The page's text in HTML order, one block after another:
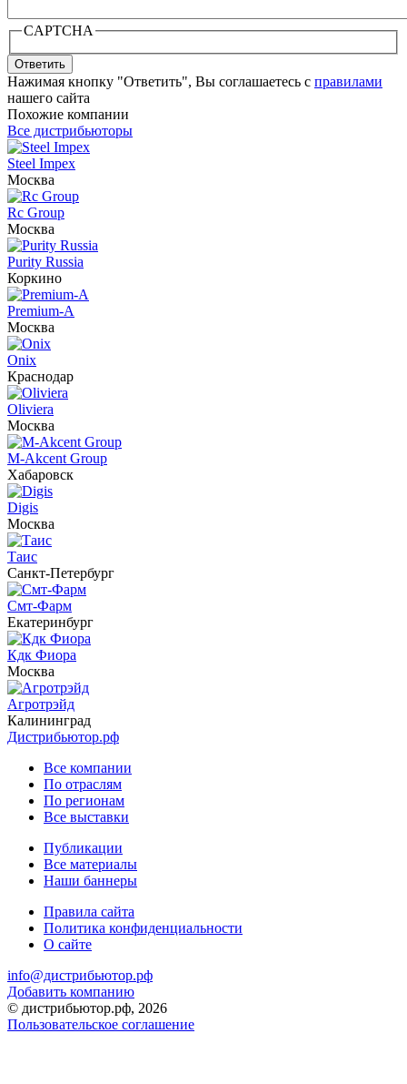
CAPTCHA
Ответить
Нажимая кнопку "Ответить", Вы соглашаетесь с правилами
нашего сайта
Похожие компании
Все дистрибьюторы
Steel Impex
Москва
Rc Group
Москва
Purity Russia
Коркино
Premium-A
Москва
Onix
Краснодар
Oliviera
Москва
M-Akcent Group
Хабаровск
Digis
Москва
Таис
Санкт-Петербург
Смт-Фарм
Екатеринбург
Кдк Фиора
Москва
Агротрэйд
Калининград
Дистрибьютор.рф
Все компании
По отраслям
По регионам
Все выставки
Публикации
Все материалы
Наши баннеры
Правила сайта
Политика конфиденциальности
О сайте
info@дистрибьютор.рф
Добавить компанию
© дистрибьютор.рф, 2026
Пользовательское соглашение